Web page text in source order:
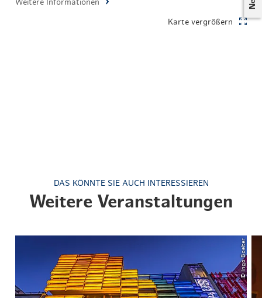
Weitere Informationen
Karte vergrößern
DAS KÖNNTE SIE AUCH INTERESSIEREN
Weitere Veranstaltungen
© Ingo Boelter